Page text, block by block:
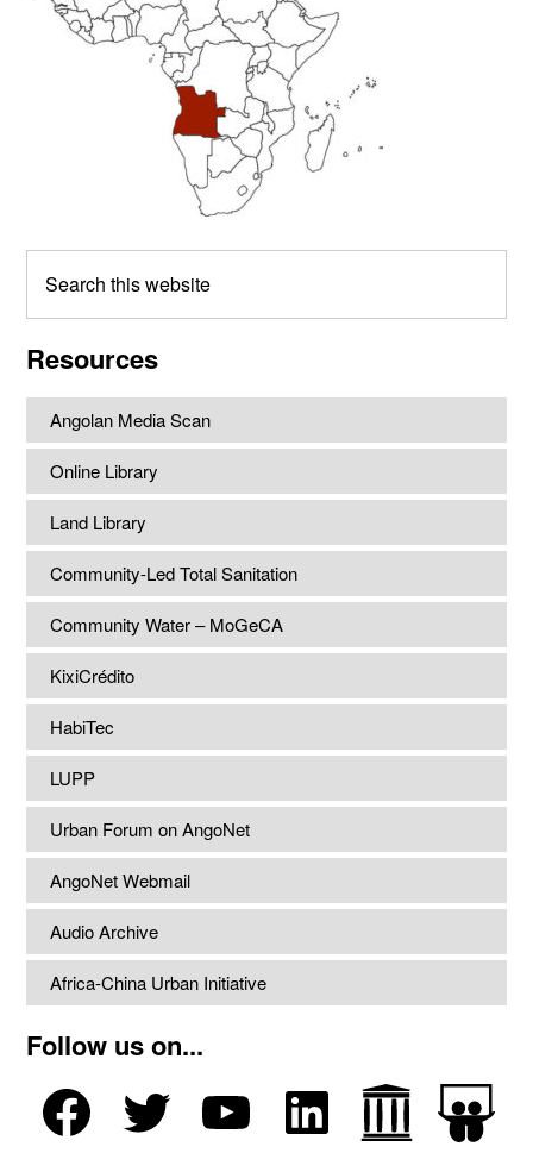
this
Resources
Angolan Media Scan
Online Library
Land Library
Community-Led Total Sanitation
Community Water – MoGeCA
KixiCrédito
HabiTec
LUPP
Urban Forum on AngoNet
AngoNet Webmail
Audio Archive
Africa-China Urban Initiative
Follow us on...